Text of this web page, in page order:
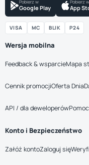
Pobierz w
Google Play
Pobierz w
App
VISA MC BLIK P24
Wersja mobilna
Feedback & wsparcieMapa
Cennik promocjiOferta Dnia
API / dla deweloperów
Konto i Bezpieczeństwo
Załóż kontoZaloguj się